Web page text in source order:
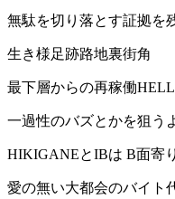
無駄を切り落とす証拠を
生き様足跡路地裏街角
最下層からの再稼働
一過性のバズとかを狙う
HIKIGANEとIBは B面寄り
愛の無い大都会のバイト